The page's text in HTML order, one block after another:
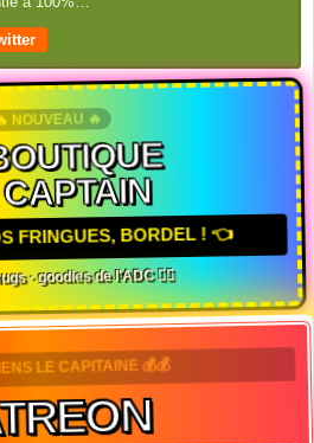
NOUVEAU 🔥
FRINGUES, BORDEL ! 👈
· goodies de l'ADC 🏴‍☠️
LE CAPITAINE 💰💰